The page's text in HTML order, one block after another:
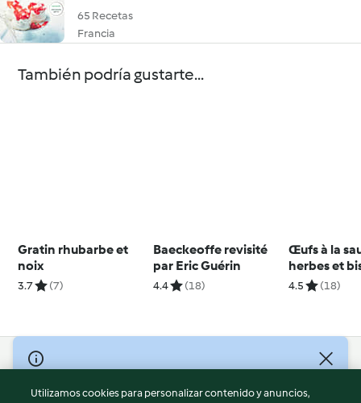
65 Recetas
Francia
También podría gustarte...
Gratin rhubarbe et
noix
3.7 (7)
Baeckeoffe revisité
par Eric Guérin
4.4 (18)
Œufs à la
herbes et
Pâques
4.5 (18)
© Copyright 2026
Términos de uso
Utilizamos cookies para personalizar contenido y anuncios,